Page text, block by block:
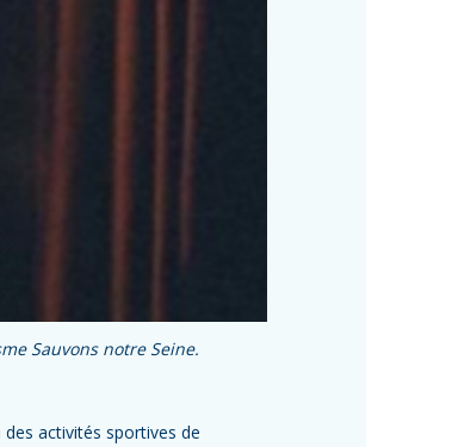
Sauvons notre Seine.
activités sportives de